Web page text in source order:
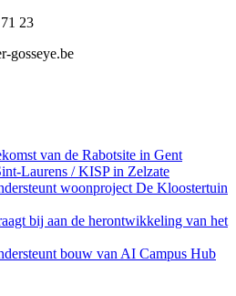
23
gosseye.be
van de Rabotsite in Gent
Laurens / KISP in Zelzate
woonproject De Kloostertuin
bij aan de herontwikkeling van het
bouw van AI Campus Hub